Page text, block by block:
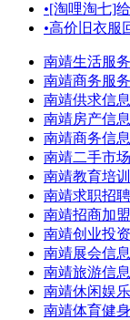
•[淘哩淘七]
•高价旧衣服
南靖生活服务
南靖商务服务
南靖供求信息
南靖房产信息
南靖商务信息
南靖二手市场
南靖教育培训
南靖求职招聘
南靖招商加盟
南靖创业投资
南靖展会信息
南靖旅游信息
南靖休闲娱乐
南靖体育健身